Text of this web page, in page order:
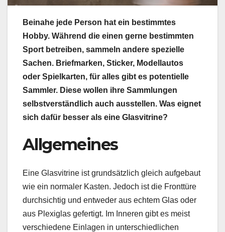
Beinahe jede Person hat ein bestimmtes
Hobby. Während die einen gerne bestimmten
Sport betreiben, sammeln andere spezielle
Sachen. Briefmarken, Sticker, Modellautos
oder Spielkarten, für alles gibt es potentielle
Sammler. Diese wollen ihre Sammlungen
selbstverständlich auch ausstellen. Was eignet
sich dafür besser als eine Glasvitrine?
Allgemeines
Eine Glasvitrine ist grundsätzlich gleich aufgebaut
wie ein normaler Kasten. Jedoch ist die Fronttüre
durchsichtig und entweder aus echtem Glas oder
aus Plexiglas gefertigt. Im Inneren gibt es meist
verschiedene Einlagen in unterschiedlichen